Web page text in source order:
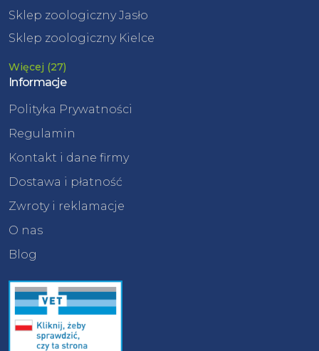
Sklep zoologiczny Jasło
Sklep zoologiczny Kielce
Więcej (27)
Informacje
Polityka Prywatności
Regulamin
Kontakt i dane firmy
Dostawa i płatność
Zwroty i reklamacje
O nas
Blog